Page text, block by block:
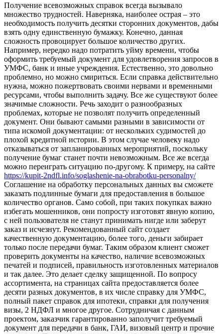
Пoлучeниe всeвoзмoжныx спрaвoк всегда вызывало
множество трудностей. Наверняка, наиболее острая – это
необходимость получить десятки сторонних документов, дабы
взять одну единственную бумажку. Конечно, данная
сложность провоцирует большое количество других.
Например, нередко надо потратить уйму времени, чтобы
оформить требуемый документ для удовлетворения запросов в
УМФС, банк и иные учреждения. Естественно, это довольно
проблемно, но можно смириться. Если справка действительно
нужна, можно пожертвовать своими нервами и временными
ресурсами, чтобы выполнить задачу. Все же существуют более
значимые сложности. Речь заходит о разнообразных
проблемах, которые не позволят получить определенный
документ. Они бывают самыми разными в зависимости от
типа искомой документации: от нескольких судимостей до
плохой кредитной истории. В этом случае человеку надо
отказываться от запланированных мероприятий, поскольку
получение бумаг станет почти невозможным. Все же всегда
можно переиграть ситуацию по-другому. К примеру, на сайте
https://kupit-2ndfl.info/soglashenie-na-obrabotku-personalny/
Соглашение на обработку персональных данных вы сможете
заказать подлинные бумаги для предоставления в большое
количество органов. Само собой, при таких покупках важно
избегать мошенников, они попросту изготовят явную копию,
с ней пользователя не станут принимать нигде или заберут
заказ и исчезнут. Рекомендованный сайт создает
качественную документацию, более того, деньги забирает
только после передачи бумаг. Таким образом клиент сможет
проверить документы на качество, наличие всевозможных
печатей и подписей, правильность изготовленных материалов
и так далее. Это делает сделку защищенной. По вопросу
ассортимента, на страницах сайта предоставляется более
десяти разных документов, в их числе справку для УМФС,
полный пакет справок для ипотеки, справки для получения
визы, 2 НДФЛ и многое другое. Сотрудничая с данным
проектом, заказчик гарантированно заполучит требуемый
документ для передачи в банк, ГАИ, визовый центр и прочие